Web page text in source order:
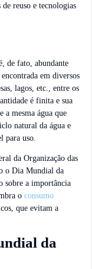
reuso e tecnologias
de fato, abundante
em diversos
lagos, etc., entre os
é finita e sua
a mesma água que
natural da água e
para uso.
da Organização das
o Dia Mundial da
sobre a importância
o consumo
que evitam a
da